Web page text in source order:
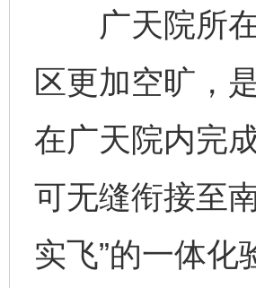
广天院所在
区更加空旷，
在广天院内完
可无缝衔接至
实飞”的一体